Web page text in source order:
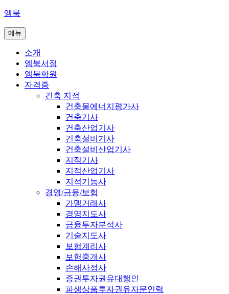
콘
츠
엠북
메뉴
소개
엠북서점
엠북학원
자격증
건축 지적
건축물에너지평가사
건축기사
건축산업기사
건축설비기사
건축설비산업기사
지적기사
지적산업기사
지적기능사
경영/금융/보험
가맹거래사
경영지도사
금융투자분석사
기술지도사
보험계리사
보험중개사
손해사정사
증권투자권유대행인
파생상품투자권유자문인력